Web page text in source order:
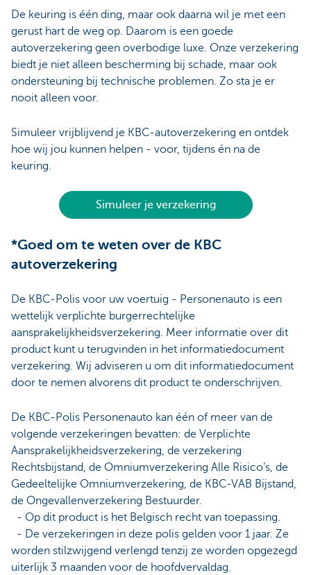
De keuring is één ding, maar ook daarna wil je met een
gerust hart de weg op. Daarom is een goede
autoverzekering geen overbodige luxe. Onze verzekering
biedt je niet alleen bescherming bij schade, maar ook
ondersteuning bij technische problemen. Zo sta je er
nooit alleen voor.
Simuleer vrijblijvend je KBC-autoverzekering en ontdek
hoe wij jou kunnen helpen - voor, tijdens én na de
keuring.
Simuleer je verzekering
*Goed om te weten over de KBC
autoverzekering
De KBC-Polis voor uw voertuig - Personenauto is een
wettelijk verplichte burgerrechtelijke
aansprakelijkheidsverzekering. Meer informatie over dit
product kunt u terugvinden in het informatiedocument
verzekering. Wij adviseren u om dit informatiedocument
door te nemen alvorens dit product te onderschrijven.
De KBC-Polis Personenauto kan één of meer van de
volgende verzekeringen bevatten: de Verplichte
Aansprakelijkheidsverzekering, de verzekering
Rechtsbijstand, de Omniumverzekering Alle Risico’s, de
Gedeeltelijke Omniumverzekering, de KBC-VAB Bijstand,
de Ongevallenverzekering Bestuurder.
- Op dit product is het Belgisch recht van toepassing.
- De verzekeringen in deze polis gelden voor 1 jaar. Ze
worden stilzwijgend verlengd tenzij ze worden opgezegd
uiterlijk 3 maanden voor de hoofdvervaldag.